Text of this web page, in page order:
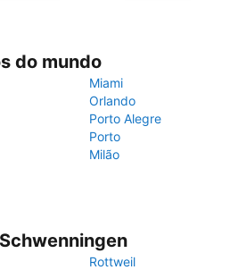
do mundo
Miami
Orlando
Porto Alegre
Porto
Milão
Rottweil